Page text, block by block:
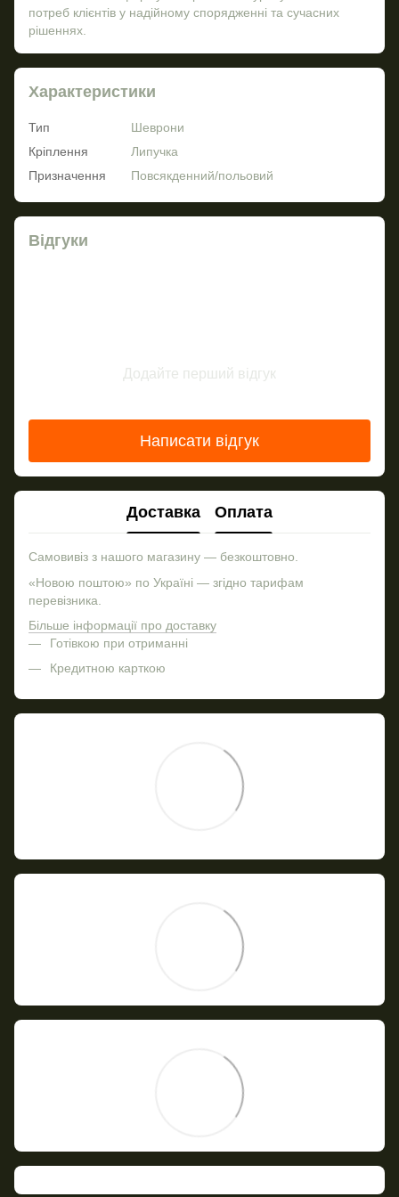
потреб клієнтів у надійному спорядженні та сучасних
рішеннях.
Характеристики
Тип
Шеврони
Кріплення
Липучка
Призначення
Повсякденний/польовий
Відгуки
Додайте перший відгук
Написати відгук
Доставка Оплата
Самовивіз з нашого магазину — безкоштовно.
«Новою поштою» по Україні — згідно тарифам
перевізника.
Більше інформації про доставку
Готівкою при отриманні
Кредитною карткою